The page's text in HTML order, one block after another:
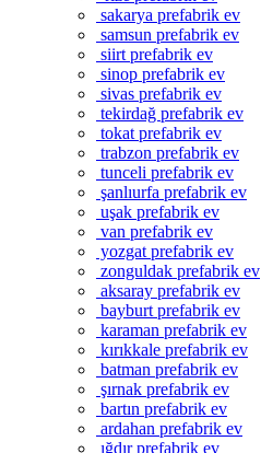
sakarya prefabrik ev
samsun prefabrik ev
siirt prefabrik ev
sinop prefabrik ev
sivas prefabrik ev
tekirdağ prefabrik ev
tokat prefabrik ev
trabzon prefabrik ev
tunceli prefabrik ev
şanlıurfa prefabrik ev
uşak prefabrik ev
van prefabrik ev
yozgat prefabrik ev
zonguldak prefabrik ev
aksaray prefabrik ev
bayburt prefabrik ev
karaman prefabrik ev
kırıkkale prefabrik ev
batman prefabrik ev
şırnak prefabrik ev
bartın prefabrik ev
ardahan prefabrik ev
ığdır prefabrik ev